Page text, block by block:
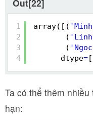
Out[22]
1
2
3
4
array([(
(
(
dtype=
Ta có thể thêm
hạn: